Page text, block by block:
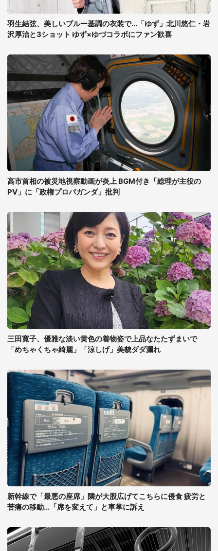
羽生結弦、美しいブルー基調の衣装で...「ゆず」北川悠仁・岩
沢厚治と3ショット ゆず×ゆづコラボにファン歓喜
高市首相の被災地視察動画が炎上 BGM付き「総理が主役の
PV」に「政権プロパガンダ」批判
三田寛子、優雅な淡い黄色の着物姿で上品なたたずまいで
「めちゃくちゃ綺麗」「涼しげ」美貌ダダ漏れ
新幹線で「最悪の座席」隣が大股広げてこちらに侵食 疲労と
苦痛の移動...「席を変えて」と車掌に訴え